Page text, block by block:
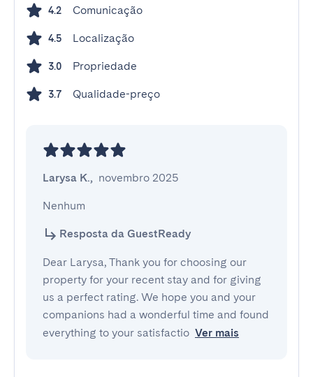
4.2 Comunicação
4.5 Localização
3.0 Propriedade
3.7 Qualidade-preço
Larysa K., novembro 2025
Nenhum
Resposta da GuestReady
Dear Larysa, Thank you for choosing our
property for your recent stay and for giving
us a perfect rating. We hope you and your
companions had a wonderful time and found
everything to your satisfactio Ver mais